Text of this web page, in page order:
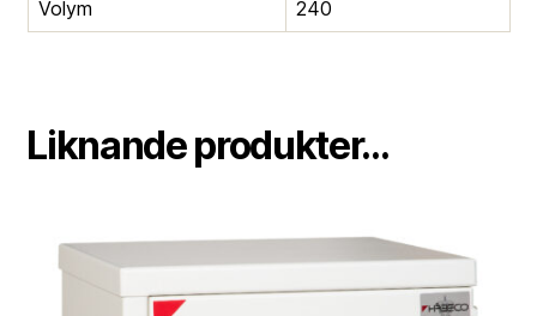
Volym 240
Liknande produkter...